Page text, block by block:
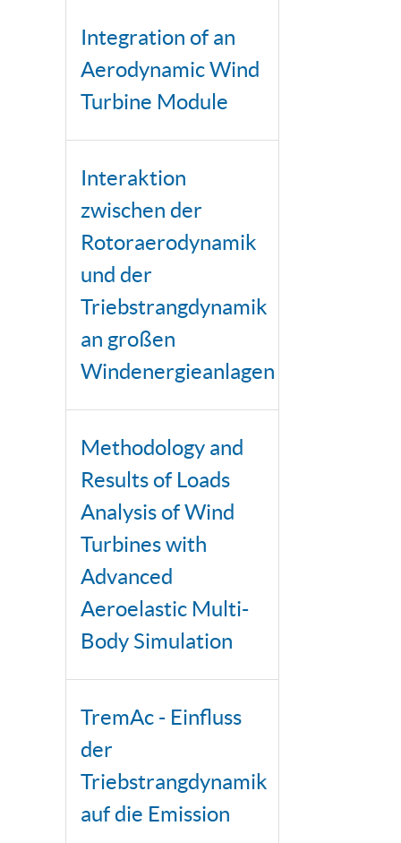
Integration of an
Aerodynamic Wind
Turbine Module
Interaktion
zwischen der
Rotoraerodynamik
und der
Triebstrangdynamik
an großen
Windenergieanlagen
Methodology and
Results of Loads
Analysis of Wind
Turbines with
Advanced
Aeroelastic Multi-
Body Simulation
TremAc - Einfluss
der
Triebstrangdynamik
auf die Emission